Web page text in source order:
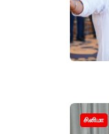
சினிமா